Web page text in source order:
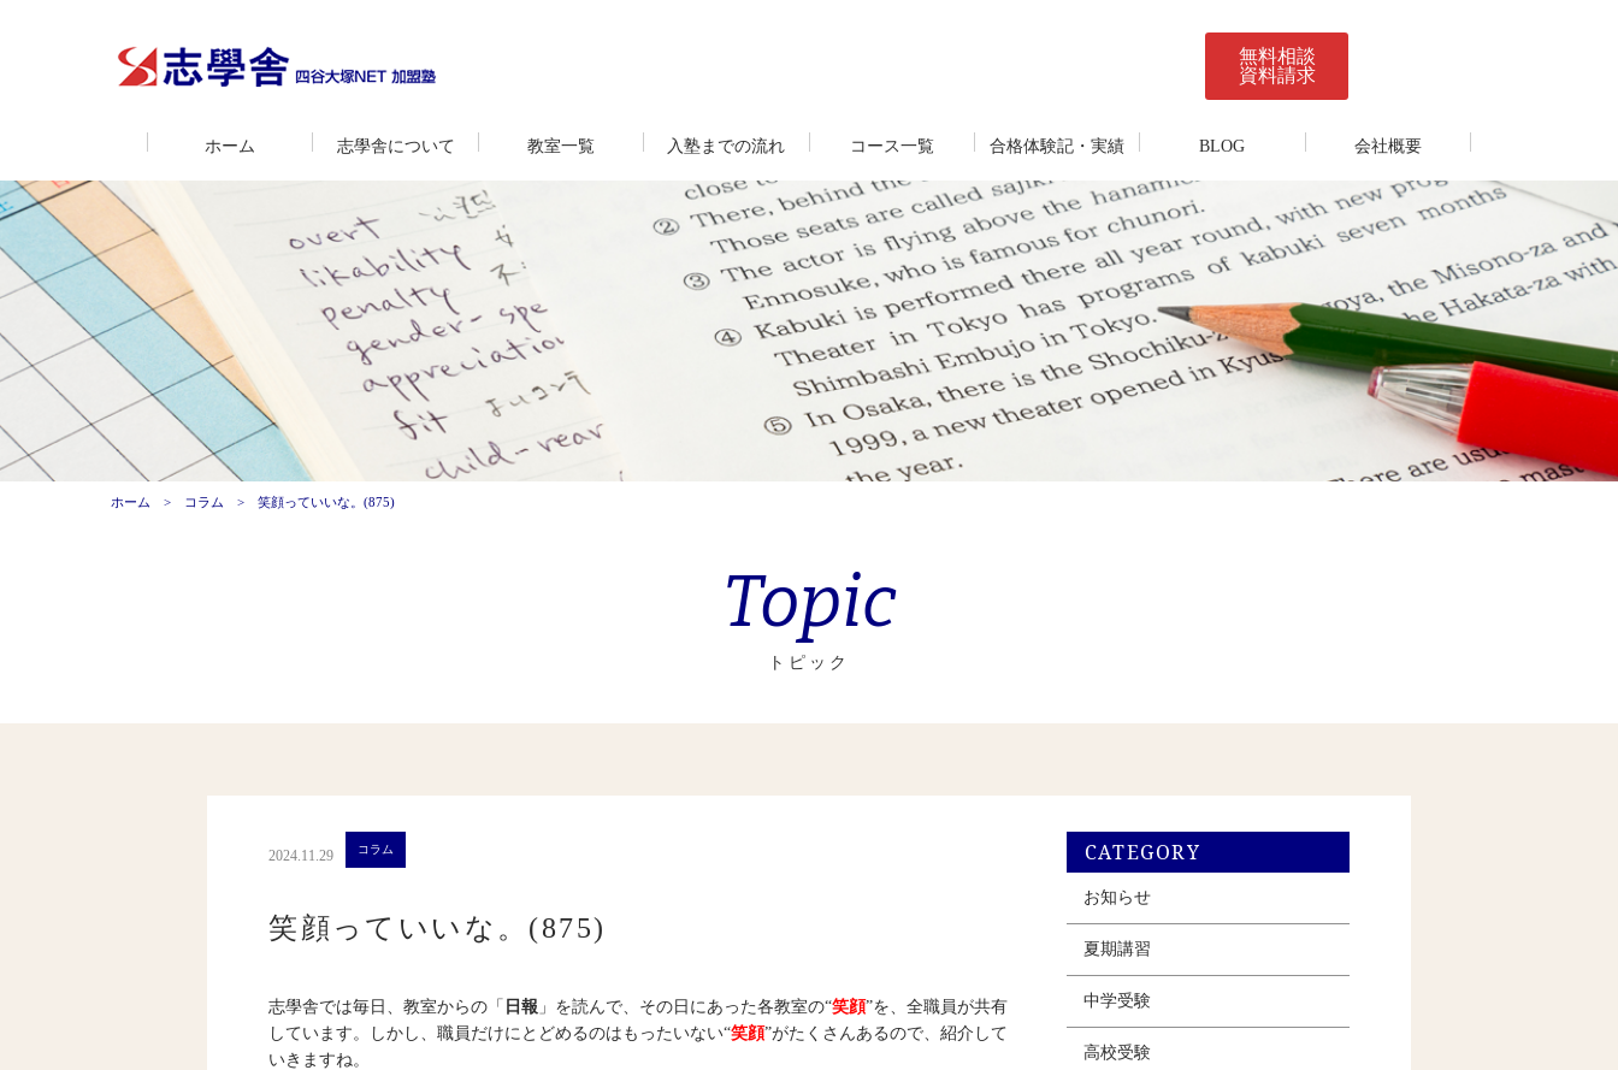
無料相談
資料請求
ホーム 志學舎について 教室一覧 入塾までの流れ コース一覧 合格体験記・実績 BLOG 会社概要
ホーム コラム 笑顔っていいな。(875)
Topic
トピック
2024.11.29 コラム
笑顔っていいな。(875)
志學舎では毎日、教室からの「 日報 」を読んで、その日にあった各教室の“笑顔”を、全職員が共有
しています。しかし、職員だけにとどめるのはもったいない“笑顔”がたくさんあるので、紹介して
いきますね。
CATEGORY
お知らせ
夏期講習
中学受験
高校受験